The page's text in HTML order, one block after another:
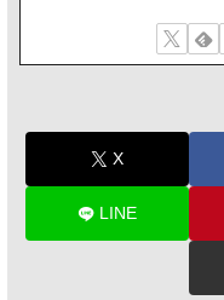
X
LINE